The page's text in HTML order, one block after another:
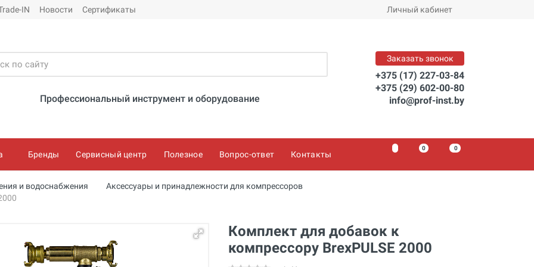
IN Новости Сертификаты Личный кабинет
Профессиональный инструмент и оборудование
Заказать звонок
+375 (17) 227-03-84
+375 (29) 602-00-80
info@prof-inst.by
Бренды Сервисный центр Полезное Вопрос-ответ Контакты
0 00
и водоснабжения
Аксессуары и принадлежности для компрессоров
Комплект для добавок к
компрессору BrexPULSE 2000